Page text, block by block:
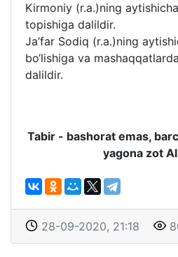
Kirmoniy (r.a.)ning
topishiga dalildir.
Ja’far Sodiq (r.a.)ning
bo‘lishiga va
dalildir.
Tabir - bashorat emas,
yagona zot
28-09-2020, 21:18